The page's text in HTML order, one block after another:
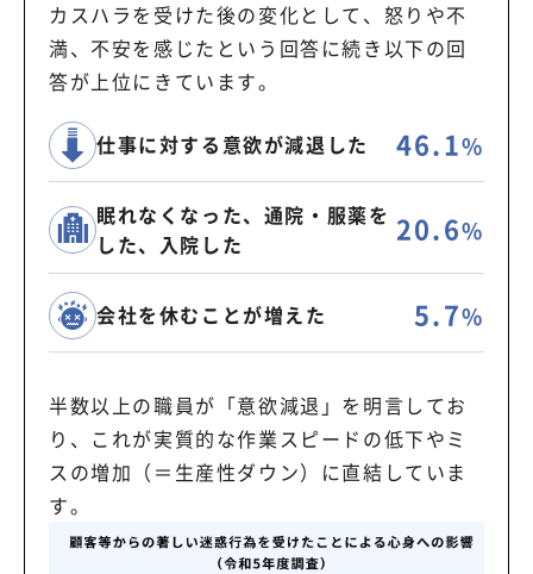
カスハラを受けた後の変化として、怒りや不
満、不安を感じたという回答に続き以下の回
答が上位にきています。
仕事に対する意欲が減退した 46.1%
眠れなくなった、通院・ 服薬を
した、入院した
20.6%
会社を休むことが増えた 5.7%
半数以上の職員が「意欲減退」を明言してお
り、これが実質的な作業スピードの低下やミ
スの増加（＝生産性ダウン）に直結していま
す。